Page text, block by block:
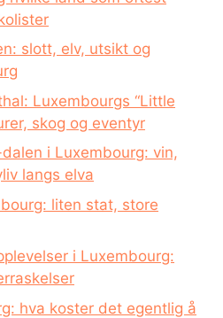
slott, elv, utsikt og
Luxembourgs “Little
skog og eventyr
i Luxembourg: vin,
langs elva
liten stat, store
i Luxembourg:
hva koster det egentlig å